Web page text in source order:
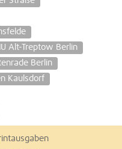
Alt-Treptow Berlin
Berlin
Kaulsdorf